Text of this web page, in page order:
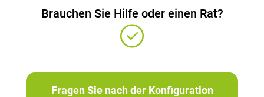
Brauchen Sie Hilfe oder einen Rat?
Fragen Sie nach der Konfiguration